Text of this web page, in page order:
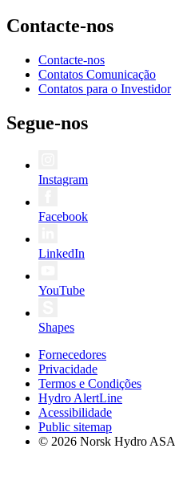
Contacte-nos
Contacte-nos
Contatos Comunicação
Contatos para o Investidor
Segue-nos
Instagram
Facebook
LinkedIn
YouTube
Shapes
Fornecedores
Privacidade
Termos e Condições
Hydro AlertLine
Acessibilidade
Public sitemap
© 2026 Norsk Hydro ASA